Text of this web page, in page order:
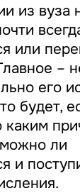
из вуза
или
–
его
будет,
каким
ли
и